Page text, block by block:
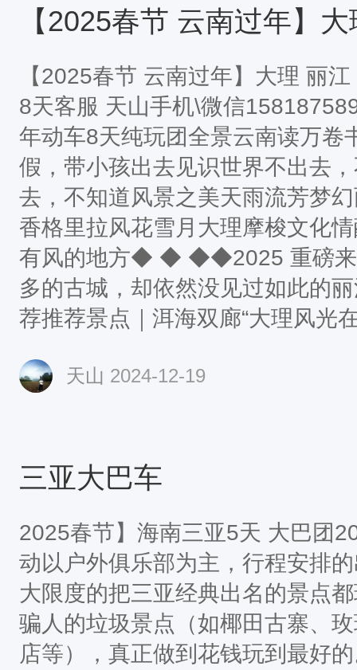
序：第一天：深圳--东莞--阳朔--
【2025春节 云南过年】大理 丽
8天​客服 天山手机\微信
年动车8天纯玩团全景云南读万卷
假，带小孩出去见识世界不出去
去，不知道风景之美天雨流芳梦
香格里拉风花雪月大理摩梭文化
有风的地方◆ ◆ ◆◆2025 重磅
多的古城，却依然没见过如此的
荐推荐景点｜洱海双廊“大理风光
上，形成了“洱海神光”，伴以连
以为自己走进了油画世界。推荐
的美虎跳峡是中国最深的峡谷之
魄的美，在
天山 2024-12-19
三亚大巴车
2025春节】海南三亚5天 大巴团
动以户外俱乐部为主，行程安排
大限度的把三亚经典出名的景点
骗人的垃圾景点（如椰田古寨、
店等），真正做到花钱玩到最好的。 “在三亚，光